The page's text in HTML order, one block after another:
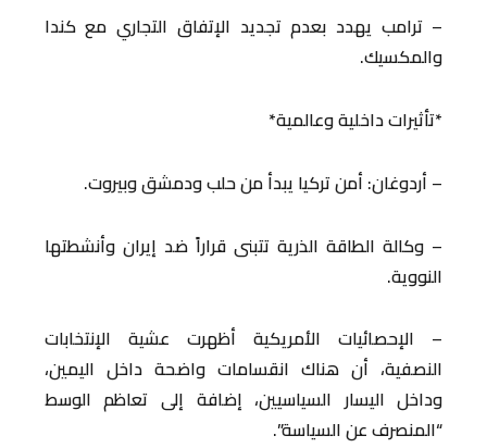
– ترامب يهدد بعدم تجديد الإتفاق التجاري مع كندا
والمكسيك.
*تأثيرات داخلية وعالمية*
– أردوغان: أمن تركيا يبدأ من حلب ودمشق وبيروت.
– وكالة الطاقة الذرية تتبنى قراراً ضد إيران وأنشطتها
النووية.
– الإحصائيات الأمريكية أظهرت عشية الإنتخابات
النصفية، أن هناك انقسامات واضحة داخل اليمين،
وداخل اليسار السياسيين، إضافة إلى تعاظم الوسط
“المنصرف عن السياسة”.